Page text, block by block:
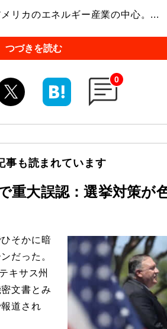
リカのエネルギー産業の中心。...
つづきを読む
0
事も読まれています
重大誤認：選挙対策が
そかに暗
だった。
キサス州
文書とみ
道され